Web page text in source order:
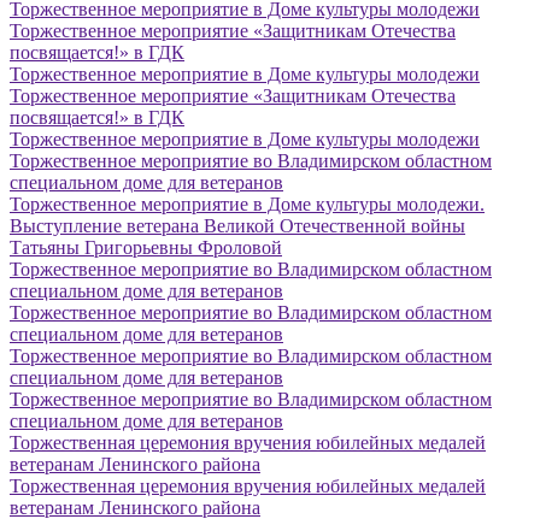
Торжественное мероприятие в Доме культуры молодежи
Торжественное мероприятие «Защитникам Отечества
посвящается!» в ГДК
Торжественное мероприятие в Доме культуры молодежи
Торжественное мероприятие «Защитникам Отечества
посвящается!» в ГДК
Торжественное мероприятие в Доме культуры молодежи
Торжественное мероприятие во Владимирском областном
специальном доме для ветеранов
Торжественное мероприятие в Доме культуры молодежи.
Выступление ветерана Великой Отечественной войны
Татьяны Григорьевны Фроловой
Торжественное мероприятие во Владимирском областном
специальном доме для ветеранов
Торжественное мероприятие во Владимирском областном
специальном доме для ветеранов
Торжественное мероприятие во Владимирском областном
специальном доме для ветеранов
Торжественное мероприятие во Владимирском областном
специальном доме для ветеранов
Торжественная церемония вручения юбилейных медалей
ветеранам Ленинского района
Торжественная церемония вручения юбилейных медалей
ветеранам Ленинского района